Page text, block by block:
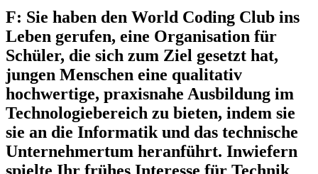
F: Sie haben den World Coding Club ins
Leben gerufen, eine Organisation für
Schüler, die sich zum Ziel gesetzt hat,
jungen Menschen eine qualitativ
hochwertige, praxisnahe Ausbildung im
Technologiebereich zu bieten, indem sie
sie an die Informatik und das technische
Unternehmertum heranführt. Inwiefern